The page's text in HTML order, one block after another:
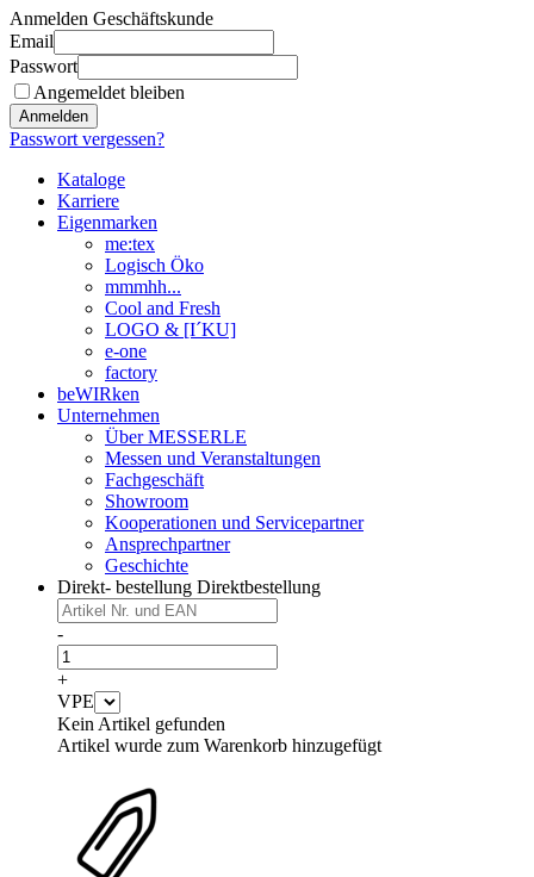
Anmelden Geschäftskunde
Email
Passwort
Angemeldet bleiben
Anmelden
Passwort vergessen?
Kataloge
Karriere
Eigenmarken
me:tex
Logisch Öko
mmmhh...
Cool and Fresh
LOGO & [I´KU]
e-one
factory
beWIRken
Unternehmen
Über MESSERLE
Messen und Veranstaltungen
Fachgeschäft
Showroom
Kooperationen und Servicepartner
Ansprechpartner
Geschichte
Direkt- bestellung Direktbestellung
-
+
VPE
Kein Artikel gefunden
Artikel wurde zum Warenkorb hinzugefügt